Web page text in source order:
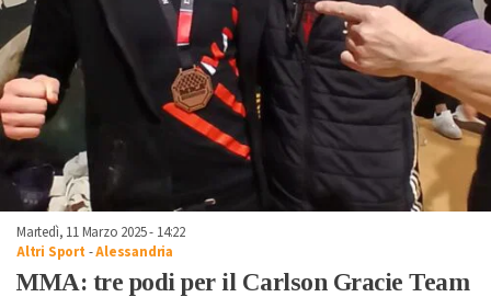
Martedì, 11 Marzo 2025 - 14:22
Altri Sport -Alessandria
MMA: tre podi per il Carlson Gracie Team